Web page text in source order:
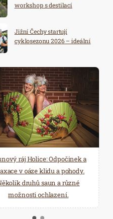
100ml
bez konzervačních látek.
damašské růže
péči. Má
tonizuje a hydratuje
. Díky
a vaše pokožka bude
antibakteriální účinky
žádnými
BIO, RAW kvalita.
do koktejlů či dezertů.
nápoj.
růže proregeneraci,
vhodná pro všechny typy
hydratuje a
workshop s destilací
Jižní Čechy startují
cyklosezonu 2026 – ideální
ráj Holice: Odpočinek a
v oáze klidu a pohody.
druhů saun a různé
možnosti ochlazení.
Hotel Děvín: Odpočiňte si od
všedních dnů a přijeďte
novou energii do
Mariánských Lázní.